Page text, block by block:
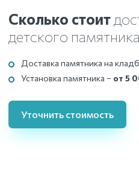
Сколько стоит
детского памятника
Доставка памятника на
Установка памятника – от 5
Уточнить стоимость